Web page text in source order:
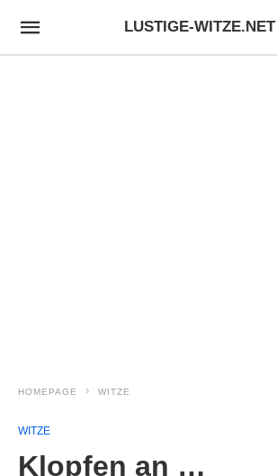
LUSTIGE-WITZE.NET
HOMEPAGE WITZE
WITZE
Klopfen an …